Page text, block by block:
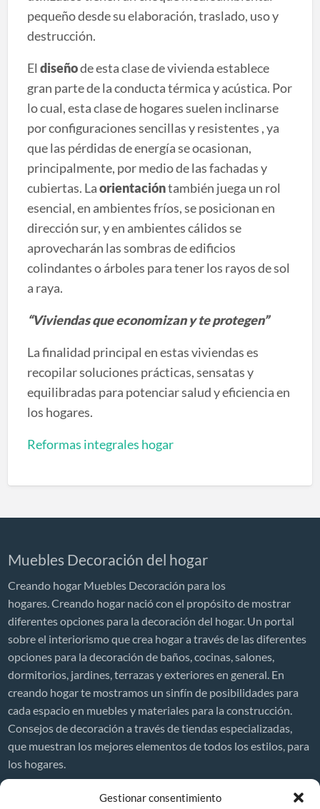
Gestionar consentimiento
pequeño desde su elaboración, traslado, uso y
destrucción.
El diseñode esta clase de vivienda establece
gran parte de la conducta térmica y acústica. Por
lo cual, esta clase de hogares suelen inclinarse
por configuraciones sencillas y resistentes , ya
que las pérdidas de energía se ocasionan,
principalmente, por medio de las fachadas y
cubiertas. Laorientacióntambién juega un rol
esencial, en ambientes fríos, se posicionan en
dirección sur, y en ambientes cálidos se
aprovecharán las sombras de edificios
colindantes o árboles para tener los rayos de sol
a raya.
“Viviendas que economizan y te protegen”
La finalidad principal en estas viviendas es
recopilar soluciones prácticas, sensatas y
equilibradas para potenciar salud y eficiencia en
los hogares.
Reformas integrales hogar
Muebles Decoración del hogar
Creando hogar Muebles Decoración para los
hogares. Creando hogar nació con el propósito de mostrar
diferentes opciones para la decoración del hogar. Un portal
sobre el interiorismo que crea hogar a través de las diferentes
opciones para la decoración de baños, cocinas, salones,
dormitorios, jardines, terrazas y exteriores en general. En
creando hogar te mostramos un sinfín de posibilidades para
cada espacio en muebles y materiales para la construcción.
Consejos de decoración a través de tiendas especializadas,
que muestran los mejores elementos de todos los estilos, para
los hogares.